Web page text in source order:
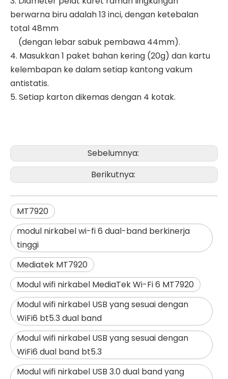
berwarna biru adalah 13 inci, dengan ketebalan
total 48mm
(dengan lebar sabuk pembawa 44mm).
4. Masukkan 1 paket bahan kering (20g) dan kartu
kelembapan ke dalam setiap kantong vakum
antistatis.
5. Setiap karton dikemas dengan 4 kotak.
Sebelumnya:
Berikutnya:
MT7920
modul nirkabel wi-fi 6 dual-band berkinerja
tinggi
Mediatek MT7920
Modul wifi nirkabel MediaTek Wi-Fi 6 MT7920
Modul wifi nirkabel USB yang sesuai dengan
WiFi6 bt5.3 dual band
Modul wifi nirkabel USB yang sesuai dengan
WiFi6 dual band bt5.3
Modul wifi nirkabel USB 3.0 dual band yang